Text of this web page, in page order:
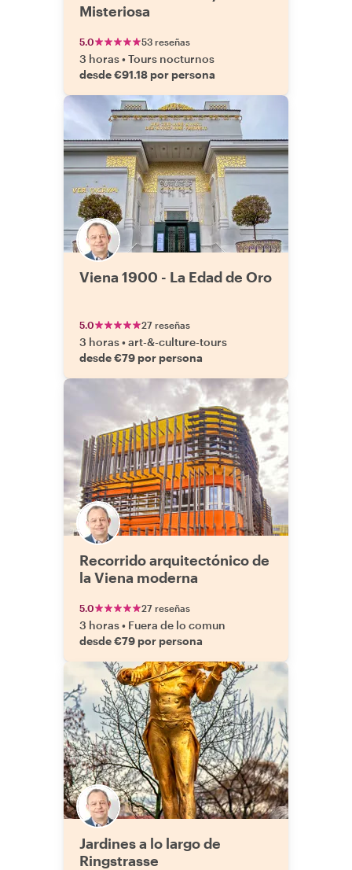
Misteriosa
5.0 53 reseñas
3 horas•Tours nocturnos
desde €91.18 por persona
Viena 1900 - La Edad de Oro
5.0 27 reseñas
3 horas•art-&-culture-tours
desde €79 por persona
Recorrido arquitectónico de
la Viena moderna
5.0 27 reseñas
3 horas• Fuera de lo comun
desde €79 por persona
Jardines a lo largo de
Ringstrasse